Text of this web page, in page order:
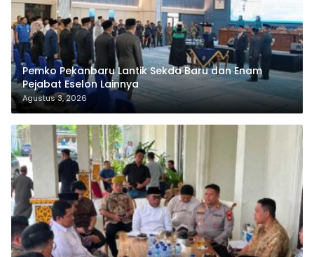
Pemko Pekanbaru Lantik Sekda Baru dan Enam
Pejabat Eselon Lainnya
Agustus 3, 2026